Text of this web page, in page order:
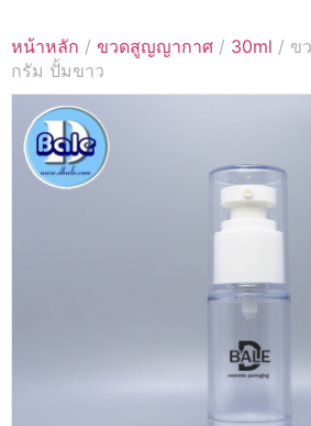
หน้าหลัก / ขวดสูญญากาศ / 30ml / ข
กรัม ปั้มขาว